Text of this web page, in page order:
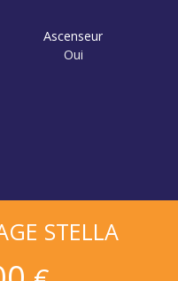
Ascenseur
Oui
STELLA